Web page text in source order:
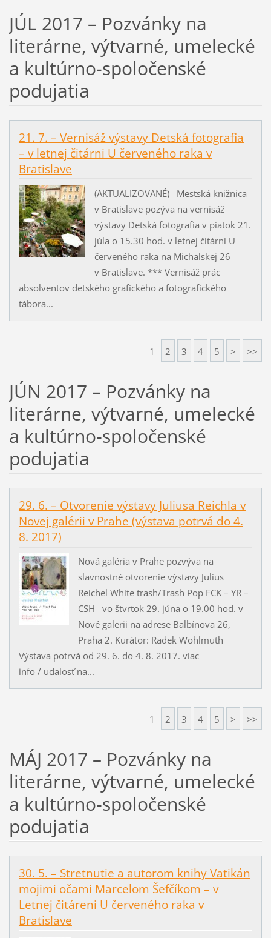
JÚL 2017 – Pozvánky na
literárne, výtvarné, umelecké
a kultúrno-spoločenské
podujatia
21. 7. – Vernisáž výstavy Detská fotografia
– v letnej čitárni U červeného raka v
Bratislave
(AKTUALIZOVANÉ) Mestská knižnica
v Bratislave pozýva na vernisáž
výstavy Detská fotografia v piatok 21.
júla o 15.30 hod. v letnej čitárni U
červeného raka na Michalskej 26
v Bratislave. *** Vernisáž prác
absolventov detského grafického a fotografického
tábora...
1 2 3 4 5 > >>
JÚN 2017 – Pozvánky na
literárne, výtvarné, umelecké
a kultúrno-spoločenské
podujatia
29. 6. – Otvorenie výstavy Juliusa Reichla v
Novej galérii v Prahe (výstava potrvá do 4.
8. 2017)
Nová galéria v Prahe pozvýva na
slavnostné otvorenie výstavy Julius
Reichel White trash/Trash Pop FCK – YR –
CSH vo štvrtok 29. júna o 19.00 hod. v
Nové galerii na adrese Balbínova 26,
Praha 2. Kurátor: Radek Wohlmuth
Výstava potrvá od 29. 6. do 4. 8. 2017. viac
info / udalosť na...
1 2 3 4 5 > >>
MÁJ 2017 – Pozvánky na
literárne, výtvarné, umelecké
a kultúrno-spoločenské
podujatia
30. 5. – Stretnutie a autorom knihy Vatikán
mojimi očami Marcelom Šefčíkom – v
Letnej čitáreni U červeného raka v
Bratislave